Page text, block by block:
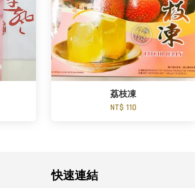
荔枝凍
NT$ 110
快速連結